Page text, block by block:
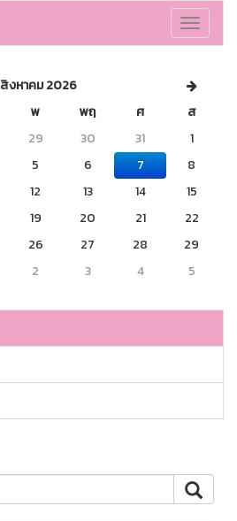
Toggle
สิงหาคม 2026
พ พฤ ศ
ส
29 30 31
1
5 6 7
8
12 13 14
15
19 20 21
22
26 27 28
29
2 3 4 5